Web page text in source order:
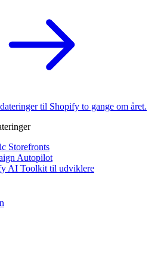
til Shopify to gange om året.
Storefronts
Autopilot
AI Toolkit til udviklere